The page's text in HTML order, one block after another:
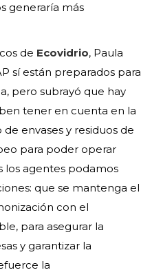
generaría más
de Ecovidrio, Paula
sí están preparados para
pero subrayó que hay
tener en cuenta en la
envases y residuos de
para poder operar
los agentes podamos
que se mantenga el
con el
para asegurar la
y garantizar la
la